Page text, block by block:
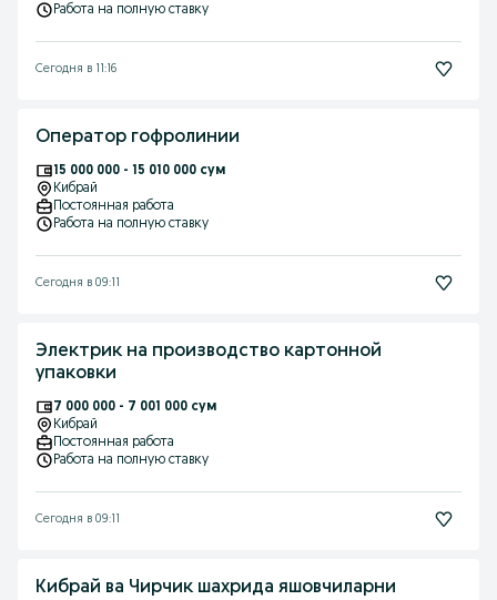
Работа на полную ставку
Сегодня в 11:16
Оператор гофролинии
15 000 000 - 15 010 000 сум
Кибрай
Постоянная работа
Работа на полную ставку
Сегодня в 09:11
Электрик на производство картонной
упаковки
7 000 000 - 7 001 000 сум
Кибрай
Постоянная работа
Работа на полную ставку
Сегодня в 09:11
Кибрай ва Чирчик шахрида яшовчиларни